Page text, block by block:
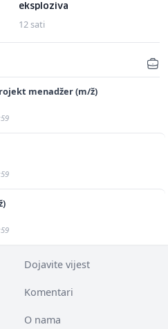
eksploziva
12 sati
menadžer (m/ž)
Dojavite vijest
Komentari
O nama